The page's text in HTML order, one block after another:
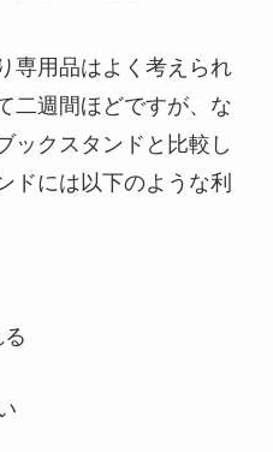
専用品はよく考えられ
二週間ほどですが、な
ックスタンドと比較し
ドには以下のような利